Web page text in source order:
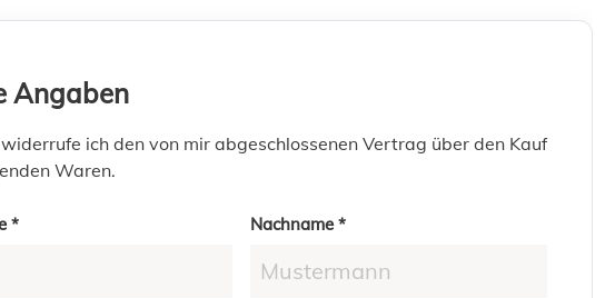
Angaben
ich den von mir abgeschlossenen Vertrag über den Kauf
Waren.
* Nachname *